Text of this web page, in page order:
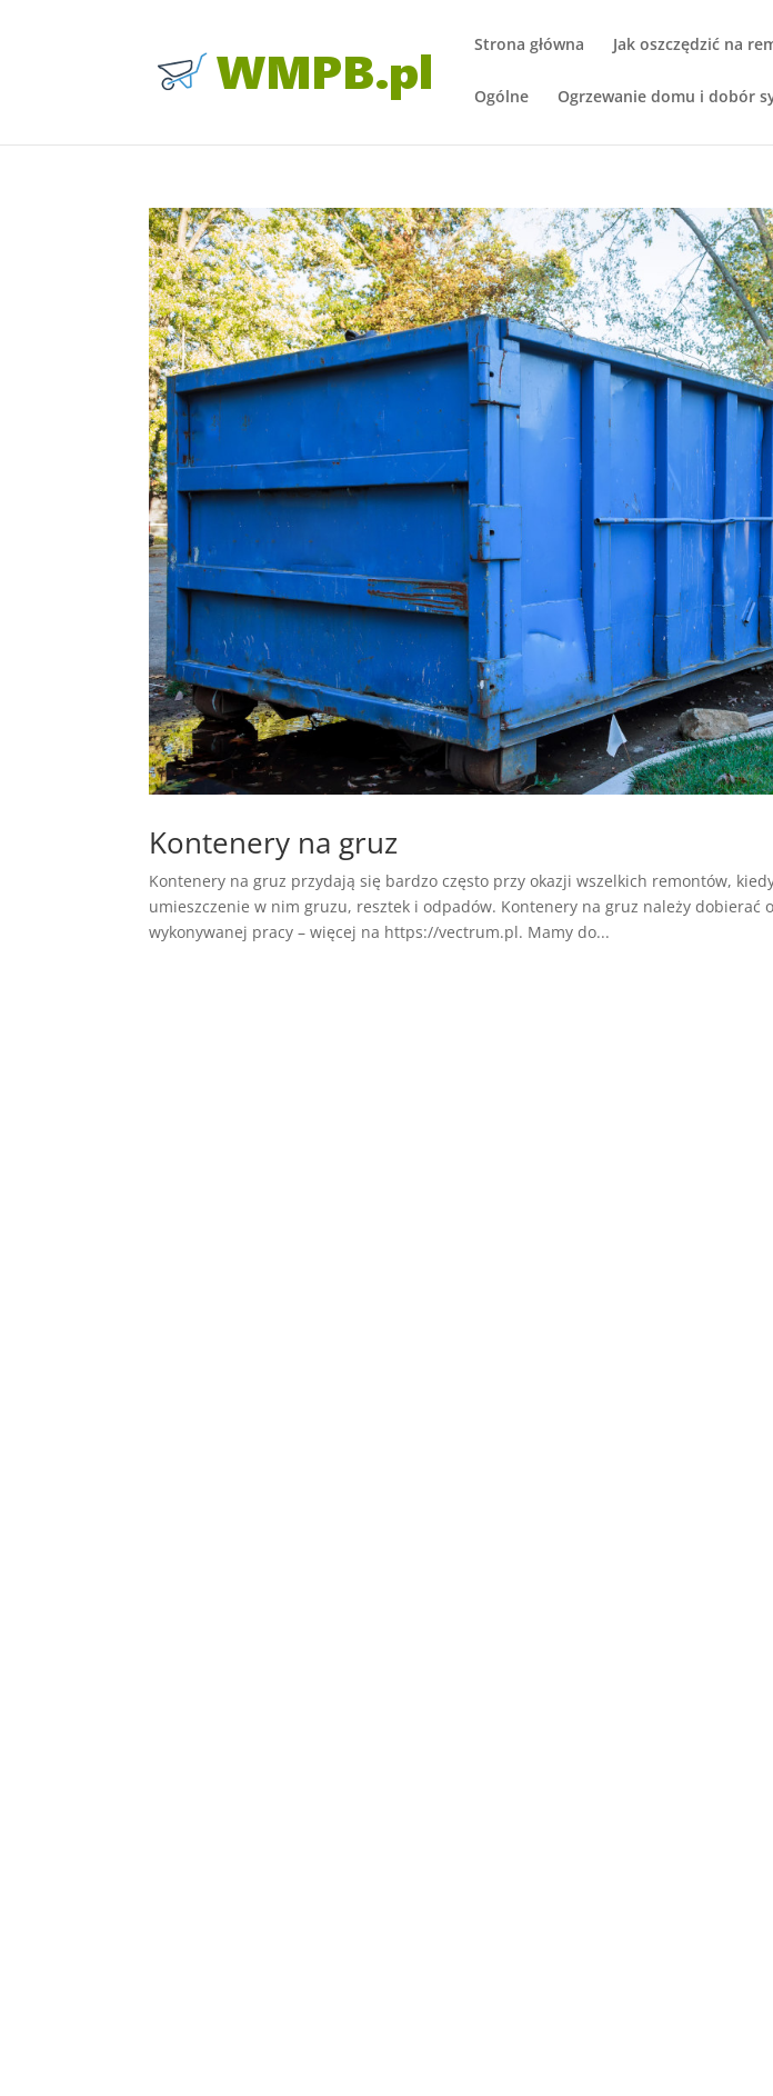
Strona główna Jak oszczędzić na
Ogólne Ogrzewanie domu i dobór
Kontenery na gruz
Kontenery na gruz przydają się bardzo często przy okazji wszelkich remontów,
umieszczenie w nim gruzu, resztek i odpadów. Kontenery na gruz należy dobierać
wykonywanej pracy – więcej na https://vectrum.pl. Mamy do...